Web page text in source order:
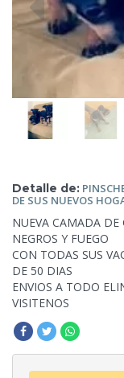
Detalle de:
DE SUS NUEVOS
NUEVA CAMADA DE
NEGROS Y FUEGO
CON TODAS SUS
DE 50 DIAS
ENVIOS A TODO
VISITENOS